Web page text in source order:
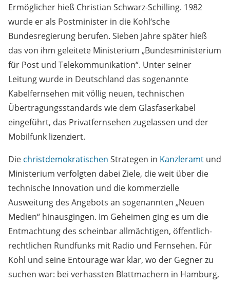
Ermöglicher hieß Christian Schwarz-Schilling. 1982
wurde er als Postminister in die Kohl‘sche
Bundesregierung berufen. Sieben Jahre später hieß
das von ihm geleitete Ministerium „Bundesministerium
für Post und Telekommunikation“. Unter seiner
Leitung wurde in Deutschland das sogenannte
Kabelfernsehen mit völlig neuen, technischen
Übertragungsstandards wie dem Glasfaserkabel
eingeführt, das Privatfernsehen zugelassen und der
Mobilfunk lizenziert.
Die christdemokratischen Strategen in Kanzleramt und
Ministerium verfolgten dabei Ziele, die weit über die
technische Innovation und die kommerzielle
Ausweitung des Angebots an sogenannten „Neuen
Medien“ hinausgingen. Im Geheimen ging es um die
Entmachtung des scheinbar allmächtigen, öffentlich-
rechtlichen Rundfunks mit Radio und Fernsehen. Für
Kohl und seine Entourage war klar, wo der Gegner zu
suchen war: bei verhassten Blattmachern in Hamburg,